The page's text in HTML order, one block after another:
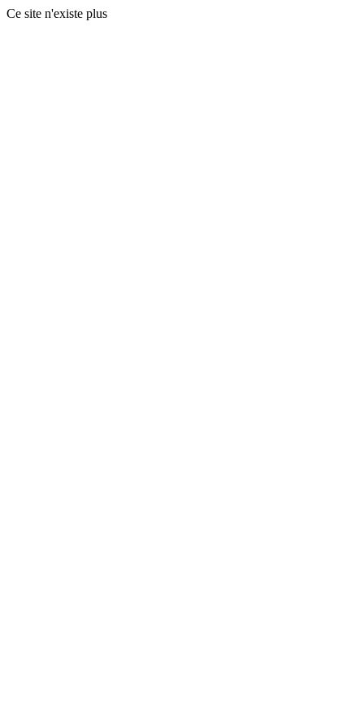
Ce site n'existe plus